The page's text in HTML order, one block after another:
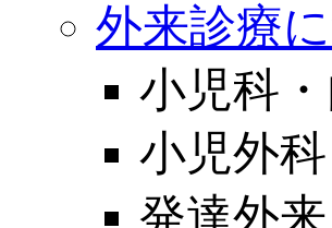
外来診療
小児科
小児外
発達外来